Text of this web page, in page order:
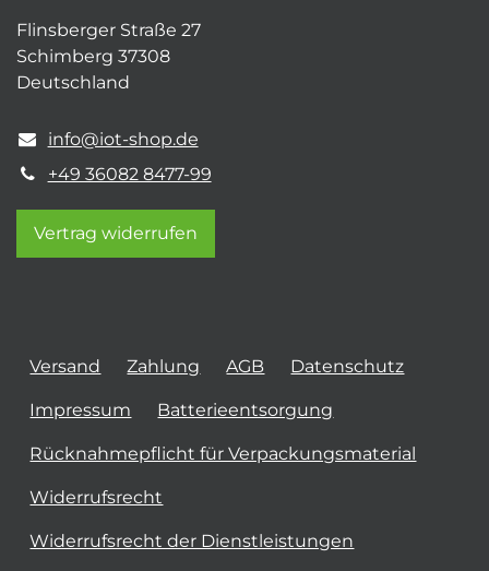
Flinsberger Straße 27
Schimberg 37308
Deutschland
info@iot-shop.de
+49 36082 8477-99
Vertrag widerrufen
Versand Zahlung AGB Datenschutz
Impressum Batterieentsorgung
Rücknahmepflicht für Verpackungsmaterial
Widerrufsrecht
Widerrufsrecht der Dienstleistungen